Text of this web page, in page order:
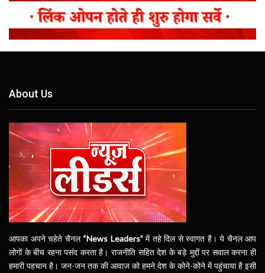
About Us
आपका अपने चहेते चैनल “News Leaders”में तहे दिल से स्वागत है। ये चैनल आप
लोगों के बीच रहना पसंद करता है। राजनीति सहित देश के बड़े मुद्दों पर सवाल करना ही
हमारी पहचान है। जन-जन तक की आवाज को हमने देश के कोने-कोने में पहुंचाया है इसी